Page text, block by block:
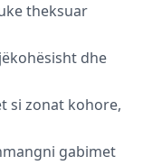
theksuar
dhe
si zonat kohore,
gabimet